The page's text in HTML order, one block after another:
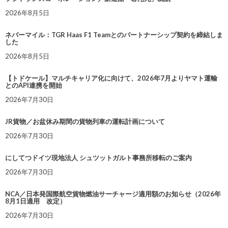
2026年8月5日
ネバーマイル：TGR Haas F1 Teamとのパートナーシップ契約を締結しま
した
2026年8月5日
【トドケール】マルチキャリア化に向けて、2026年7月よりヤマト運輸
とのAPI連携を開始
2026年7月30日
JR貨物／お盆休み期間の貨物列車の運転計画について
2026年7月30日
にしてつドイツ現地法人 シュツットガルト事務所移転のご案内
2026年7月30日
NCA／日本発国際航空貨物燃油サーチャージ適用額のお知らせ（2026年
8月1日適用 改定）
2026年7月30日